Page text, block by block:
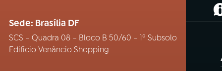
Sede: Brasília DF
SCS – Quadra 08 – Bloco B 50/60 – 1º Subsolo
Edifício Venâncio Shopping